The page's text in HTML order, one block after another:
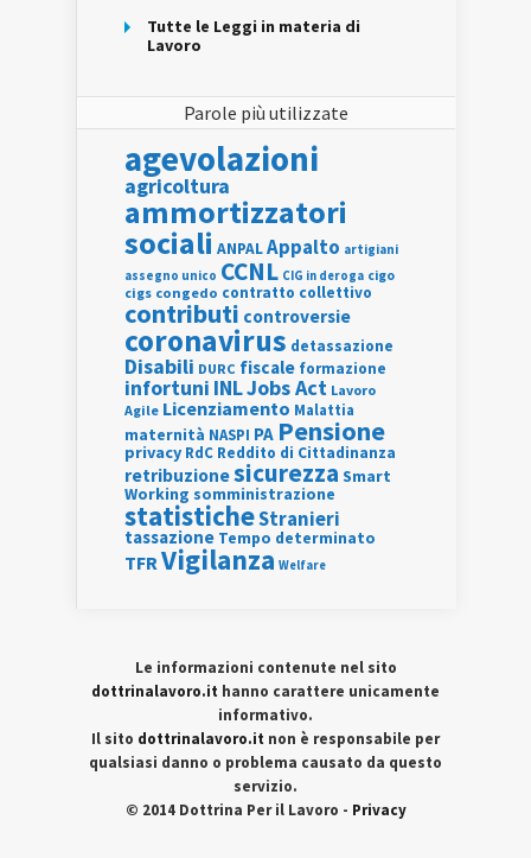
Tutte le Leggi in materia di
Lavoro
Parole più utilizzate
agevolazioni
agricoltura
ammortizzatori
sociali ANPALAppalto artigiani
assegno unico CCNL CIG in deroga cigo
cigs congedo contratto collettivo
contributi controversie
coronavirus detassazione
Disabili DURC fiscale formazione
infortuni INLJobs Act Lavoro
Agile Licenziamento Malattia
maternità NASPI PA Pensione
privacy RdC Reddito di Cittadinanza
retribuzionesicurezza Smart
Working somministrazione
statisticheStranieri
tassazione Tempo determinato
TFRVigilanza Welfare
Le informazioni contenute nel sito
dottrinalavoro.it hanno carattere unicamente
informativo.
Il sito dottrinalavoro.it non è responsabile per
qualsiasi danno o problema causato da questo
servizio.
© 2014 Dottrina Per il Lavoro - Privacy